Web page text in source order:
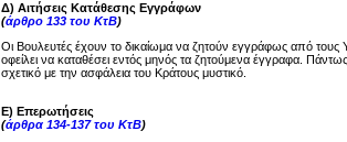
Δ) Αιτήσεις Κατάθεσης Εγγράφων
(άρθρο 133 του ΚτΒ)
Οι Βουλευτές έχουν το δικαίωμα να ζητούν εγγράφως από
οφείλει να καταθέσει εντός μηνός τα ζητούμενα έγγραφα.
σχετικό με την ασφάλεια του Κράτους μυστικό.
Ε) Επερωτήσεις
(άρθρα 134-137 του ΚτΒ)